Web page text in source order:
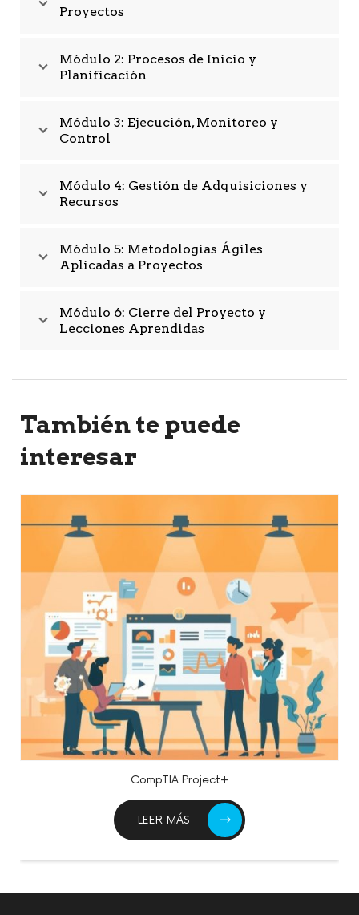
Proyectos
Módulo 2: Procesos de Inicio y
Planificación
Módulo 3: Ejecución, Monitoreo y
Control
Módulo 4: Gestión de Adquisiciones y
Recursos
Módulo 5: Metodologías Ágiles
Aplicadas a Proyectos
Módulo 6: Cierre del Proyecto y
Lecciones Aprendidas
También te puede
interesar
CompTIA Project+
LEER MÁS